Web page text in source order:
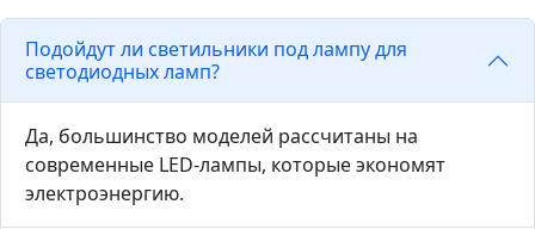
Подойдут ли светильники под лампу для
светодиодных ламп?
Да, большинство моделей рассчитаны на
современные LED-лампы, которые экономят
электроэнергию.